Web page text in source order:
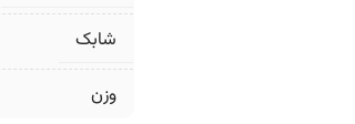
شابک
وزن